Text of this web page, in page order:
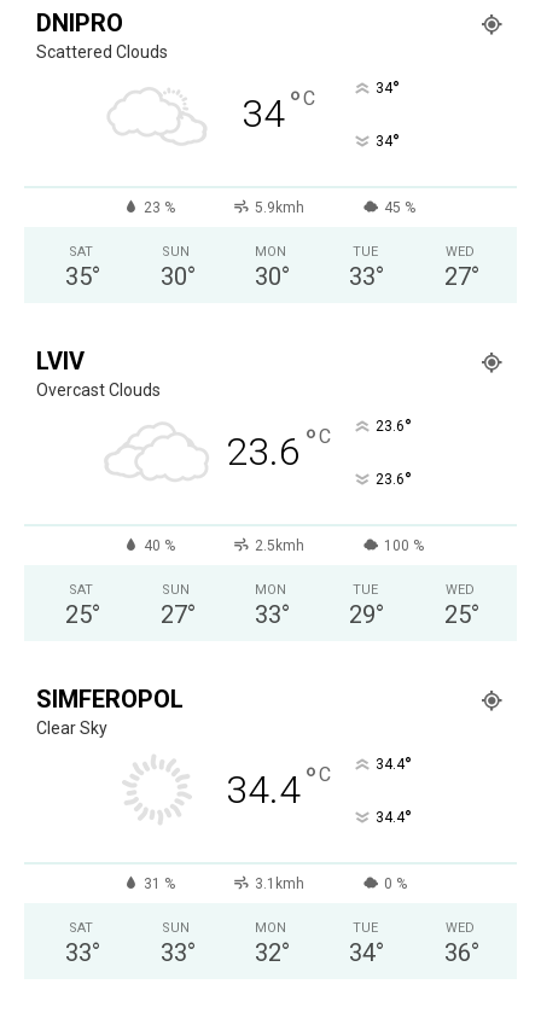
DNIPRO
Scattered Clouds
34°C 34°
34°
23 % 5.9kmh 45 %
SAT
35°
SUN
30°
MON
30°
TUE
33°
WED
27°
LVIV
Overcast Clouds
23.6 °C 23.6°
23.6°
40 % 2.5kmh 100 %
SAT
25°
SUN
27°
MON
33°
TUE
29°
WED
25°
SIMFEROPOL
Clear Sky
34.4°C 34.4°
34.4°
31 % 3.1kmh 0 %
SAT
33°
SUN
33°
MON
32°
TUE
34°
WED
36°